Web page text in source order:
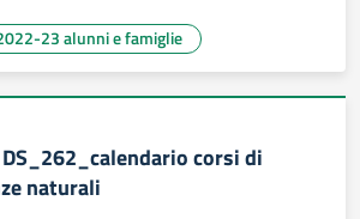
23 alunni e famiglie
corsi di
naturali